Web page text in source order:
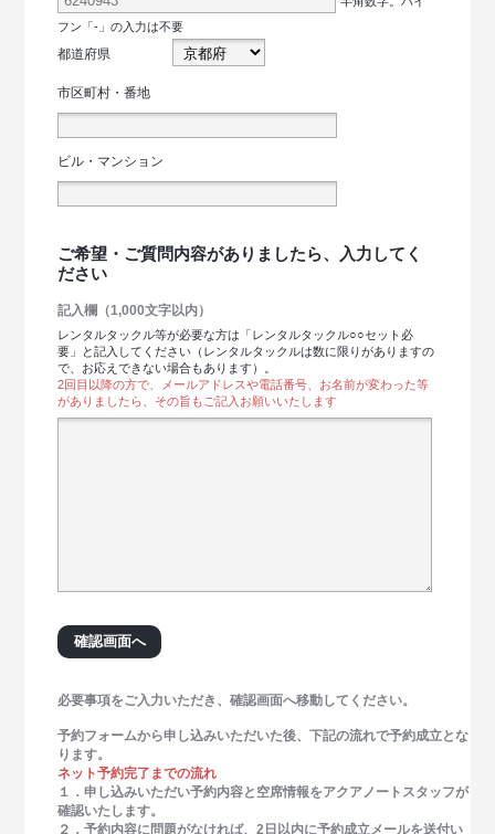
フン「-」の入力は不要
都道府県
市区町村・番地
ビル・マンション
ご希望・ご質問内容がありましたら、入力してく
ださい
記入欄（1,000文字以内）
レンタルタックル等が必要な方は「レンタルタックル○○セット必
要」と記入してください（レンタルタックルは数に限りがありますの
で、お応えできない場合もあります）。
2回目以降の方で、メールアドレスや電話番号、お名前が変わった等
がありましたら、その旨もご記入お願いいたします
必要事項をご入力いただき、確認画面へ移動してください。
予約フォームから申し込みいただいた後、下記の流れで予約成立とな
ります。
ネット予約完了までの流れ
１．申し込みいただい予約内容と空席情報をアクアノートスタッフが
確認いたします。
２．予約内容に問題がなければ、2日以内に予約成立メールを送付い